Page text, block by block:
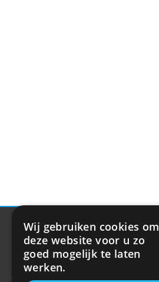
Wij gebruiken cookies om
deze website voor u zo
goed mogelijk te laten
werken.